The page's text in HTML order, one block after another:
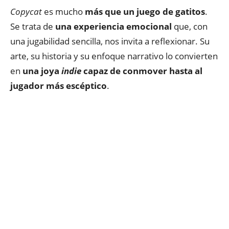
Copycat es mucho más que un juego de gatitos.
Se trata de una experiencia emocional que, con
una jugabilidad sencilla, nos invita a reflexionar. Su
arte, su historia y su enfoque narrativo lo convierten
en una joya indiecapaz de conmover hasta al
jugador más escéptico.